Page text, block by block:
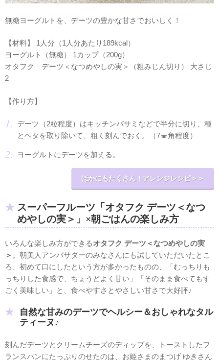
無糖ヨーグルトを、デーツの豊かな甘さでおいしく！
【材料】 1人分（1人分あたり189kcal）
ヨーグルト（無糖） 1カップ（200g）
オタフク デーツ＜なつめやしの実＞（粗みじん切り） 大さじ
2
【作り方】
デーツ（2粒程度）はキッチンバサミなどで半分に切り、種
とヘタを取り除いて、粗く刻んでおく。（7㎜角程度）
ヨーグルトにデーツを加える。
ほかにもたくさん！アレンジレシピ＞＞
スーパーフルーツ「オタフク デーツ＜なつ
めやしの実＞」×朝ごはんの楽しみ方
いろんな楽しみ方ができるオタフク デーツ＜なつめやしの実
＞ 。朝美人アンバサダーのみなさんにも試していただいたとこ
ろ、初めて口にしたという方が多かったものの、「むっちりも
っちりした食感で、ちょうどよく甘い」「そのまま食べてもす
ごく美味しい」と、食べやすさとやさしい甘さで大好評♪
自然な甘みのデーツでヘルシー＆おしゃれなタル
ティーヌ♪
刻んだデーツとクリームチーズのディップを、トーストしたフ
ランスパンにたっぷりのせたのは、お姫さまのまつげ ゆきさん